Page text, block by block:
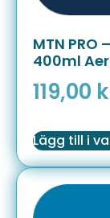
MTN PRO
400ml
119,00
Lägg till i